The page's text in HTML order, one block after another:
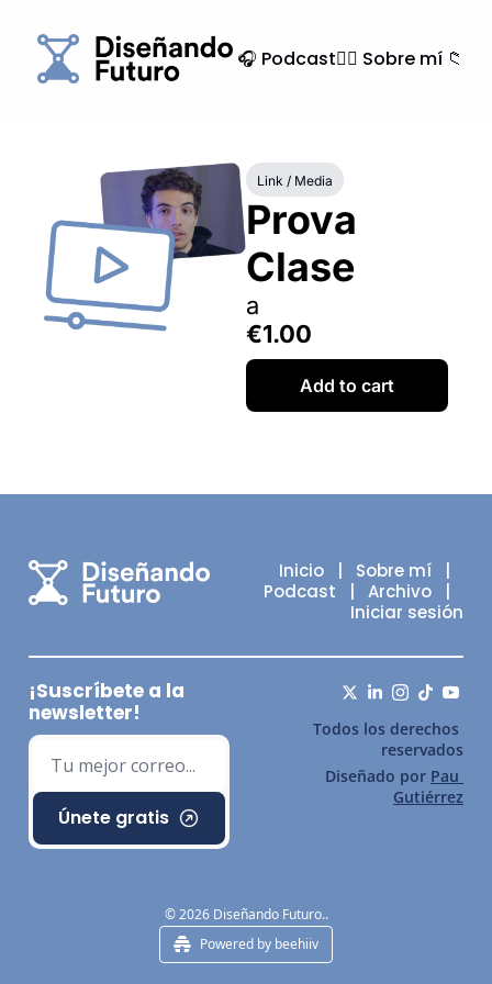
🎧 Podcast🙍‍♂️ Sobre mí 📁
Link / Media
Prova
Clase
a
€1.00
Add to cart
Inicio
   |
Sobre mí
   |
Podcast
   |
Archivo
   |
Iniciar sesión
¡Suscríbete a la
newsletter!
Únete gratis
Todos los derechos
reservados
Diseñado por Pau
Gutiérrez
© 2026 Diseñando Futuro..
Powered by beehiiv